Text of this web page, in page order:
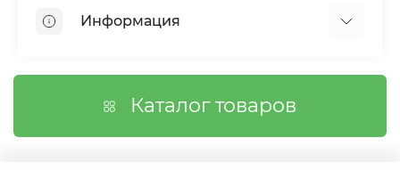
Сетка шпалерная
Сетка затеняющая
Информация
Каталог товаров